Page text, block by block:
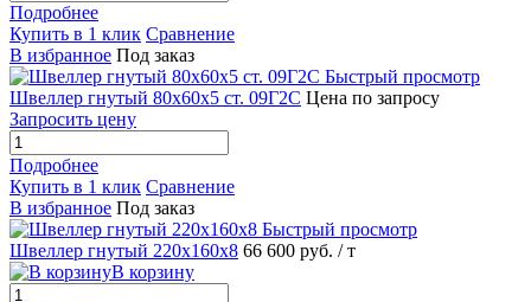
Подробнее
Купить в 1 клик Сравнение
В избранное Под заказ
Быстрый просмотр
Швеллер гнутый 80х60х5 ст. 09Г2С Цена по запросу
Запросить цену
Подробнее
Купить в 1 клик Сравнение
В избранное Под заказ
Быстрый просмотр
Швеллер гнутый 220х160х8 66 600 руб. / т
В корзину